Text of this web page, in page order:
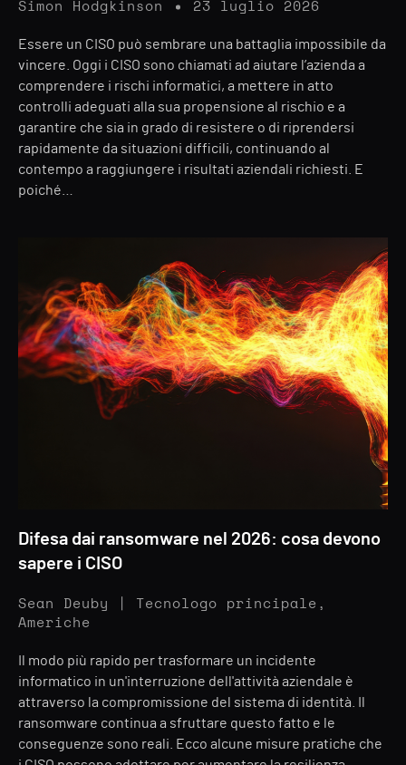
Simon Hodgkinson 23 luglio 2026
Essere un CISO può sembrare una battaglia impossibile da
vincere. Oggi i CISO sono chiamati ad aiutare l’azienda a
comprendere i rischi informatici, a mettere in atto
controlli adeguati alla sua propensione al rischio e a
garantire che sia in grado di resistere o di riprendersi
rapidamente da situazioni difficili, continuando al
contempo a raggiungere i risultati aziendali richiesti. E
poiché…
Difesa dai ransomware nel 2026: cosa devono
sapere i CISO
Sean Deuby | Tecnologo principale,
Americhe
Il modo più rapido per trasformare un incidente
informatico in un'interruzione dell'attività aziendale è
attraverso la compromissione del sistema di identità. Il
ransomware continua a sfruttare questo fatto e le
conseguenze sono reali. Ecco alcune misure pratiche che